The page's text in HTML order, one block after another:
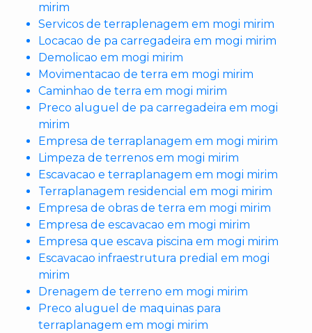
mirim
Servicos de terraplenagem em mogi mirim
Locacao de pa carregadeira em mogi mirim
Demolicao em mogi mirim
Movimentacao de terra em mogi mirim
Caminhao de terra em mogi mirim
Preco aluguel de pa carregadeira em mogi
mirim
Empresa de terraplanagem em mogi mirim
Limpeza de terrenos em mogi mirim
Escavacao e terraplanagem em mogi mirim
Terraplanagem residencial em mogi mirim
Empresa de obras de terra em mogi mirim
Empresa de escavacao em mogi mirim
Empresa que escava piscina em mogi mirim
Escavacao infraestrutura predial em mogi
mirim
Drenagem de terreno em mogi mirim
Preco aluguel de maquinas para
terraplanagem em mogi mirim